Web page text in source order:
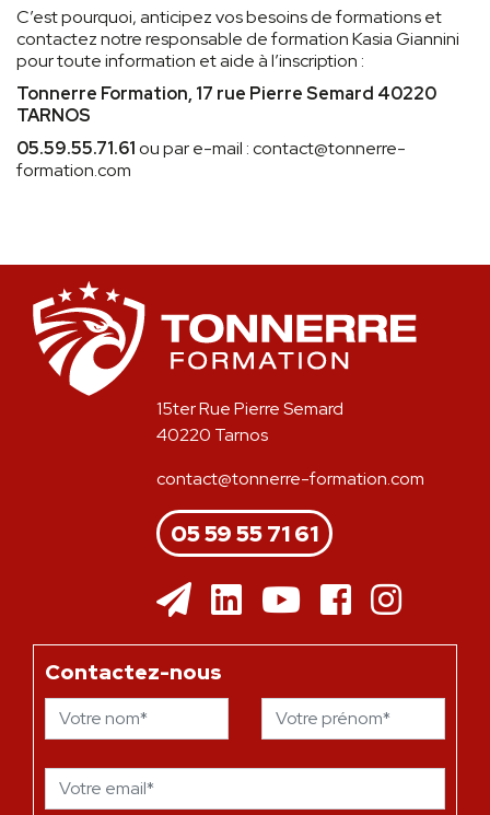
C’est pourquoi, anticipez vos besoins de formations et
contactez notre responsable de formation Kasia Giannini
pour toute information et aide à l’inscription :
Tonnerre Formation, 17 rue Pierre Semard 40220
TARNOS
05.59.55.71.61ou par e-mail : contact@tonnerre-
formation.com
15ter Rue Pierre Semard
40220 Tarnos
contact@tonnerre-formation.com
05 59 55 71 61
Contactez-nous